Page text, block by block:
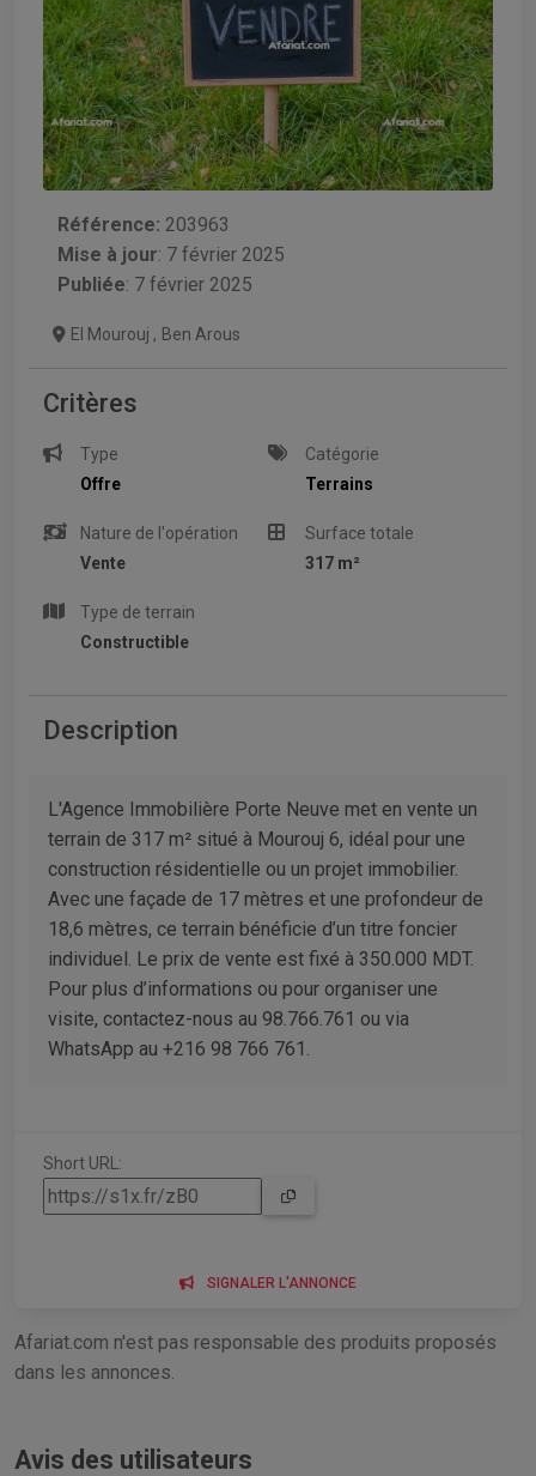
Référence: 203963
Mise à jour: 7 février 2025
Publiée: 7 février 2025
El Mourouj , Ben Arous
Critères
Type
Offre
Catégorie
Terrains
Nature de l'opération
Vente
Surface totale
317 m²
Type de terrain
Constructible
Description
L'Agence Immobilière Porte Neuve met en vente un
terrain de 317 m² situé à Mourouj 6, idéal pour une
construction résidentielle ou un projet immobilier.
Avec une façade de 17 mètres et une profondeur de
18,6 mètres, ce terrain bénéficie d’un titre foncier
individuel. Le prix de vente est fixé à 350.000 MDT.
Pour plus d’informations ou pour organiser une
visite, contactez-nous au 98.766.761 ou via
WhatsApp au +216 98 766 761.
Short URL:
SIGNALER L'ANNONCE
Afariat.com n'est pas responsable des produits proposés
dans les annonces.
Avis des utilisateurs